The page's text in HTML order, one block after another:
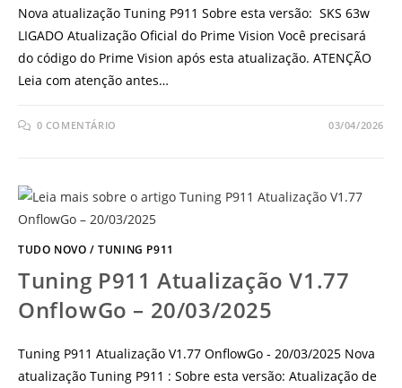
Nova atualização Tuning P911 Sobre esta versão: SKS 63w
LIGADO Atualização Oficial do Prime Vision Você precisará
do código do Prime Vision após esta atualização. ATENÇÃO
Leia com atenção antes…
0 COMENTÁRIO 03/04/2026
TUDO NOVO /TUNING P911
Tuning P911 Atualização V1.77
OnflowGo – 20/03/2025
Tuning P911 Atualização V1.77 OnflowGo - 20/03/2025 Nova
atualização Tuning P911 : Sobre esta versão: Atualização de